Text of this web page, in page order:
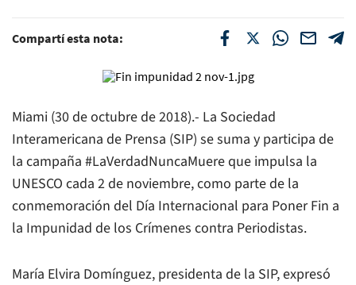
Compartí esta nota:
Miami (30 de octubre de 2018).- La Sociedad
Interamericana de Prensa (SIP) se suma y participa de
la campaña #LaVerdadNuncaMuere que impulsa la
UNESCO cada 2 de noviembre, como parte de la
conmemoración del Día Internacional para Poner Fin a
la Impunidad de los Crímenes contra Periodistas.
María Elvira Domínguez, presidenta de la SIP, expresó